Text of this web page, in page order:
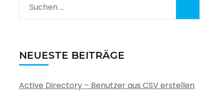
Suchen
nach:
NEUESTE BEITRÄGE
Active Directory – Benutzer aus CSV erstellen